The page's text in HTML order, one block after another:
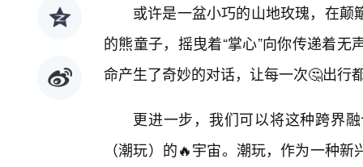
或许是一盆小巧的山地玫瑰，在
的熊童子，摇曳着“掌心”向你传递着
命产生了奇妙的对话，让每一次🤔出行
更进一步，我们可以将这种跨界
（潮玩）的🔥宇宙。潮玩，作为一种